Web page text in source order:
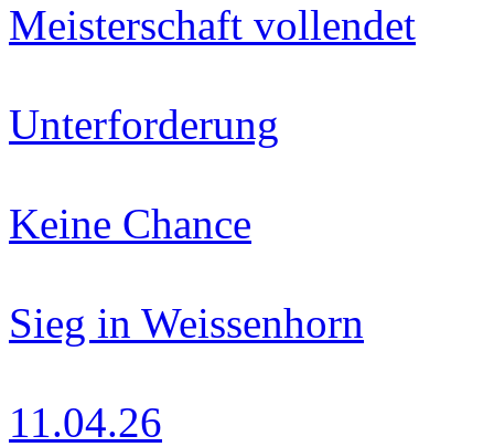
Meisterschaft vollendet
Unterforderung
Keine Chance
Sieg in Weissenhorn
11.04.26